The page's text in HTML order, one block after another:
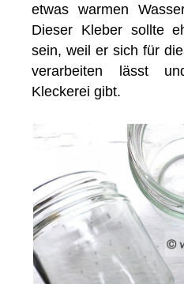
etwas warmen
Dieser Kleber sollte
sein, weil er sich für
verarbeiten lässt
Kleckerei gibt.